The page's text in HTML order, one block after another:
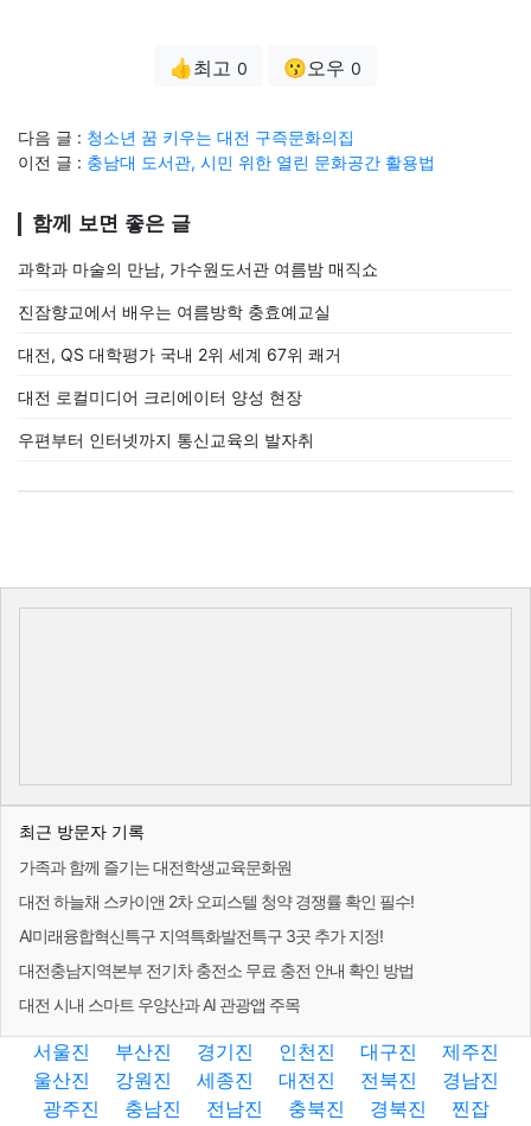
👍최고 0 😗오우 0
다음 글 : 청소년 꿈 키우는 대전 구즉문화의집
이전 글 : 충남대 도서관, 시민 위한 열린 문화공간 활용법
함께 보면 좋은 글
과학과 마술의 만남, 가수원도서관 여름밤 매직쇼
진잠향교에서 배우는 여름방학 충효예교실
대전, QS 대학평가 국내 2위 세계 67위 쾌거
대전 로컬미디어 크리에이터 양성 현장
우편부터 인터넷까지 통신교육의 발자취
최근 방문자 기록
가족과 함께 즐기는 대전학생교육문화원
대전 하늘채 스카이앤 2차 오피스텔 청약 경쟁률 확인 필수!
AI미래융합혁신특구 지역특화발전특구 3곳 추가 지정!
대전충남지역본부 전기차 충전소 무료 충전 안내 확인 방법
대전 시내 스마트 우양산과 AI 관광앱 주목
서울진 부산진 경기진 인천진 대구진
제주진
울산진
강원진 세종진 대전진 전북진
경남진
광주진
충남진 전남진 충북진 경북진
찐잡